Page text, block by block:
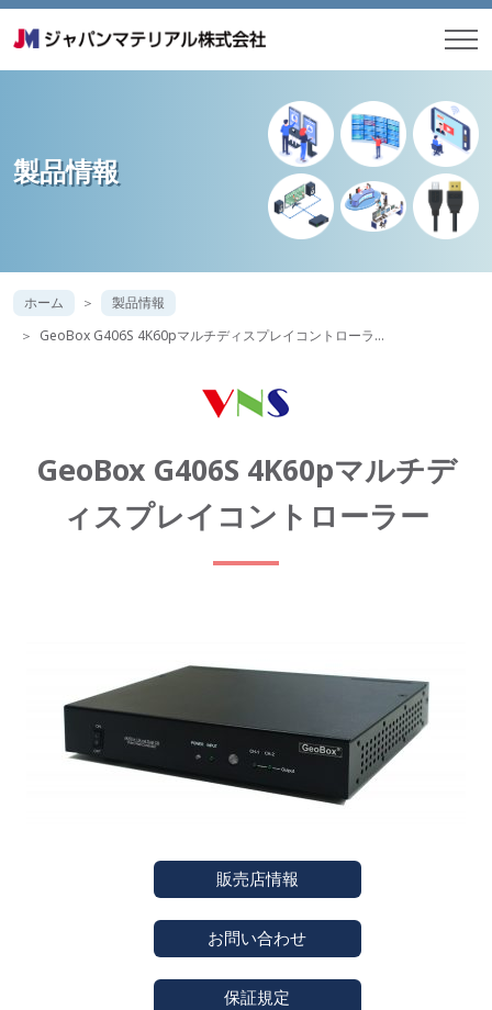
製品情報
ホーム
製品情報
GeoBox G406S 4K60pマルチディスプレイコントローラ…
GeoBox G406S 4K60pマルチデ
ィスプレイコントローラー
販売店情報
お問い合わせ
保証規定